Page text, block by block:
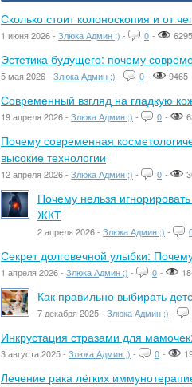
Сколько стоит колоноскопия и от
1 июня 2026 - Злюка Админ ;) - 0 - 6295
Эстетика будущего: почему
5 мая 2026 - Злюка Админ ;) - 0 - 9465
Современный взгляд на гладкую
19 апреля 2026 - Злюка Админ ;) - 0 -
Почему современная
высокие технологии
12 апреля 2026 - Злюка Админ ;) - 0 -
Почему нельзя
ЖКТ
2 апреля 2026 - Злюка Админ ;) -
Секрет долговечной улыбки:
1 апреля 2026 - Злюка Админ ;) - 0 -
Как правильно выбирать
7 декабря 2025 - Злюка Админ ;) -
Инкрустация стразами для
3 августа 2025 - Злюка Админ ;) - 0 -
Лечение рака лёгких